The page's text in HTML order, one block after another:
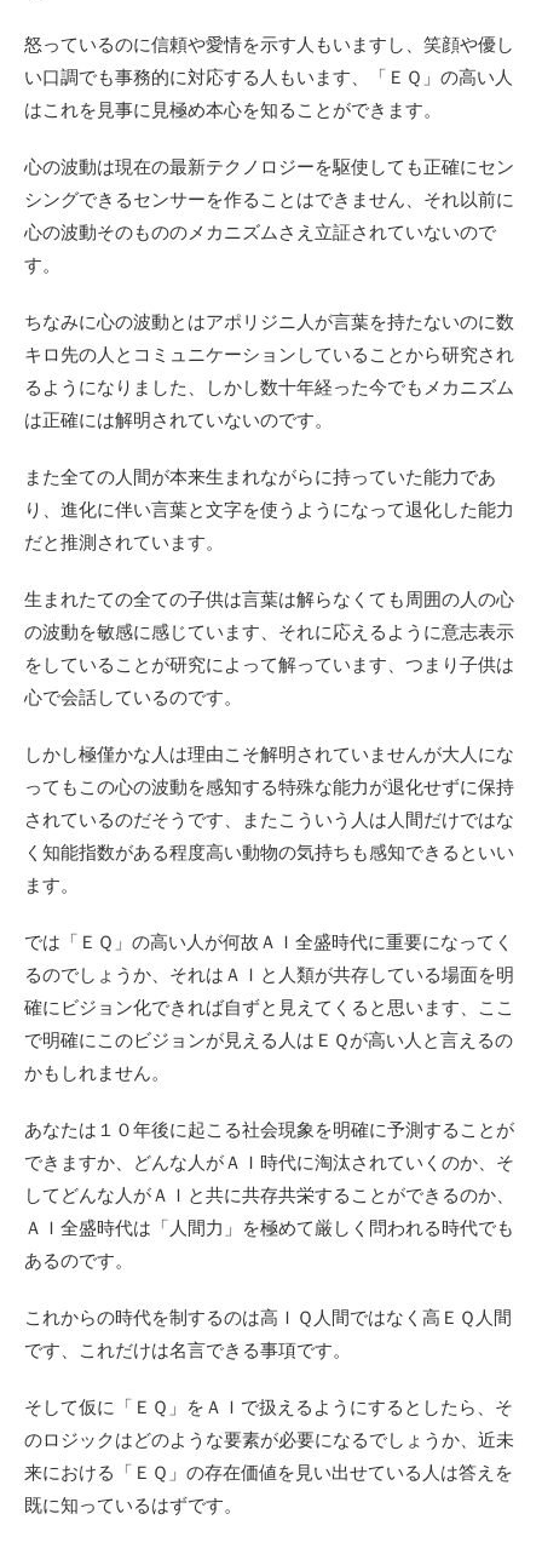
怒っているのに信頼や愛情を示す人もいますし、笑顔や優し
い口調でも事務的に対応する人もいます、「ＥＱ」の高い人
はこれを見事に見極め本心を知ることができます。
心の波動は現在の最新テクノロジーを駆使しても正確にセン
シングできるセンサーを作ることはできません、それ以前に
心の波動そのもののメカニズムさえ立証されていないので
す。
ちなみに心の波動とはアポリジニ人が言葉を持たないのに数
キロ先の人とコミュニケーションしていることから研究され
るようになりました、しかし数十年経った今でもメカニズム
は正確には解明されていないのです。
また全ての人間が本来生まれながらに持っていた能力であ
り、進化に伴い言葉と文字を使うようになって退化した能力
だと推測されています。
生まれたての全ての子供は言葉は解らなくても周囲の人の心
の波動を敏感に感じています、それに応えるように意志表示
をしていることが研究によって解っています、つまり子供は
心で会話しているのです。
しかし極僅かな人は理由こそ解明されていませんが大人にな
ってもこの心の波動を感知する特殊な能力が退化せずに保持
されているのだそうです、またこういう人は人間だけではな
く知能指数がある程度高い動物の気持ちも感知できるといい
ます。
では「ＥＱ」の高い人が何故ＡＩ全盛時代に重要になってく
るのでしょうか、それはＡＩと人類が共存している場面を明
確にビジョン化できれば自ずと見えてくると思います、ここ
で明確にこのビジョンが見える人はＥＱが高い人と言えるの
かもしれません。
あなたは１０年後に起こる社会現象を明確に予測することが
できますか、どんな人がＡＩ時代に淘汰されていくのか、そ
してどんな人がＡＩと共に共存共栄することができるのか、
ＡＩ全盛時代は「人間力」を極めて厳しく問われる時代でも
あるのです。
これからの時代を制するのは高ＩＱ人間ではなく高ＥＱ人間
です、これだけは名言できる事項です。
そして仮に「ＥＱ」をＡＩで扱えるようにするとしたら、そ
のロジックはどのような要素が必要になるでしょうか、近未
来における「ＥＱ」の存在価値を見い出せている人は答えを
既に知っているはずです。